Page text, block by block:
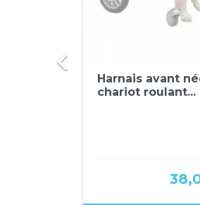
  Aperçu
Harnais avant
chariot roulant...
Prix